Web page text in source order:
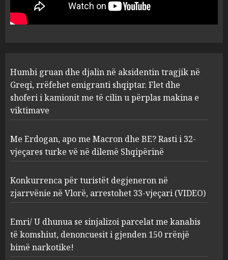
2
turke vë në dilemë Shqipërinë
3
degjeneron në zjarrvënie në
Vlorë, arrestohet 33-vjeçari
(VIDEO)
4
Emri/ U dhunua se sinjalizoi
parcelat me kanabis të
komshiut, denoncuesit i
gjenden 150 rrënjë bimë
narkotike!
AUGUST 7, 2026
Ambasada amerikane: Sokol
Hoxha mendoi se mund t’i
shpëtonte së kaluarës së tij,
por ne e gjetëm
Humbi gruan dhe djalin në aksidentin tragjik në
Greqi, rrëfehet emigranti shqiptar. Flet dhe
shoferi i kamionit me të cilin u përplas makina e
viktimave
Me Erdogan, apo me Macron dhe BE? Rasti i 32-
vjeçares turke vë në dilemë Shqipërinë
Konkurrenca për turistët degjeneron në
zjarrvënie në Vlorë, arrestohet 33-vjeçari (VIDEO)
Emri/ U dhunua se sinjalizoi parcelat me kanabis
të komshiut, denoncuesit i gjenden 150 rrënjë
bimë narkotike!